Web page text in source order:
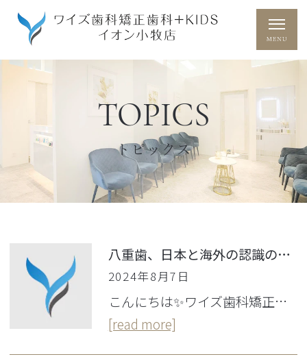
TOPICS
トピックス
八重歯、日本と海外の認識の違い！ワイズ歯科イオン小牧店
2024年8月7日
こんにちは✨ワイズ歯科矯正…
[read more]